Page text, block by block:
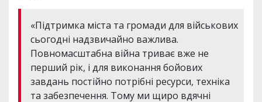
«Підтримка міста та громади для військових
сьогодні надзвичайно важлива.
Повномасштабна війна триває вже не
перший рік, і для виконання бойових
завдань постійно потрібні ресурси, техніка
та забезпечення. Тому ми щиро вдячні